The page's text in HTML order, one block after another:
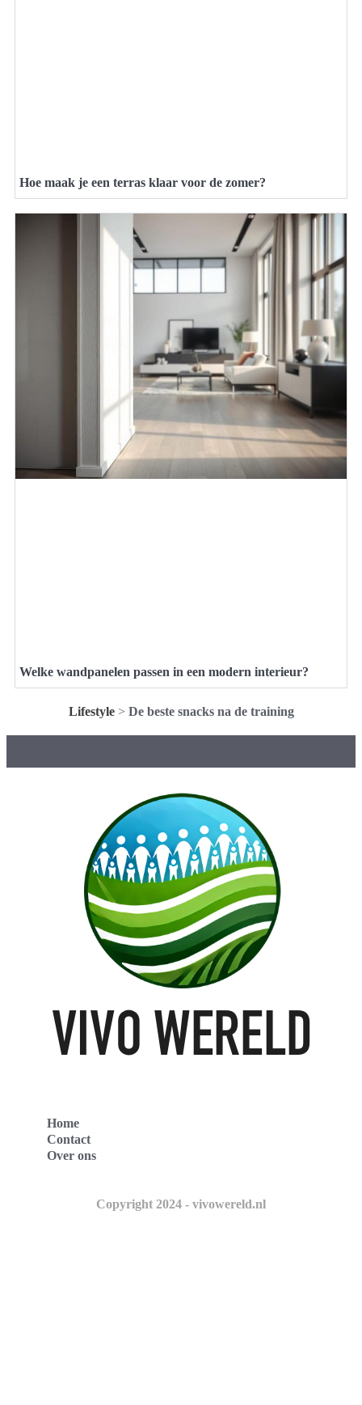
Hoe maak je een terras klaar voor de zomer?
Welke wandpanelen passen in een modern interieur?
Lifestyle> De beste snacks na de training
Home
Contact
Over ons
Copyright 2024 - vivowereld.nl